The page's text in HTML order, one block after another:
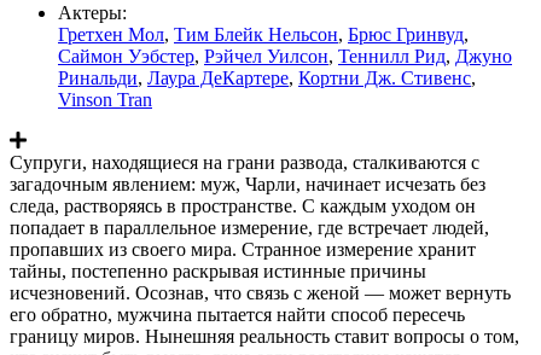
Актеры:
Гретхен Мол, Тим Блейк Нельсон, Брюс Гринвуд,
Саймон Уэбстер, Рэйчел Уилсон, Теннилл Рид, Джуно
Ринальди, Лаура ДеКартере, Кортни Дж. Стивенс,
Vinson Tran
Супруги, находящиеся на грани развода, сталкиваются с
загадочным явлением: муж, Чарли, начинает исчезать без
следа, растворяясь в пространстве. С каждым уходом он
попадает в параллельное измерение, где встречает людей,
пропавших из своего мира. Странное измерение хранит
тайны, постепенно раскрывая истинные причины
исчезновений. Осознав, что связь с женой — может вернуть
его обратно, мужчина пытается найти способ пересечь
границу миров. Нынешняя реальность ставит вопросы о том,